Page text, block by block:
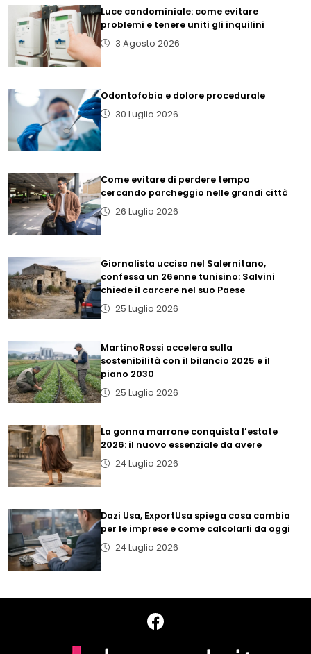
Luce condominiale: come evitare
problemi e tenere uniti gli inquilini
3 Agosto 2026
Odontofobia e dolore procedurale
30 Luglio 2026
Come evitare di perdere tempo
cercando parcheggio nelle grandi città
26 Luglio 2026
Giornalista ucciso nel Salernitano,
confessa un 26enne tunisino: Salvini
chiede il carcere nel suo Paese
25 Luglio 2026
MartinoRossi accelera sulla
sostenibilità con il bilancio 2025 e il
piano 2030
25 Luglio 2026
La gonna marrone conquista l’estate
2026: il nuovo essenziale da avere
24 Luglio 2026
Dazi Usa, ExportUsa spiega cosa cambia
per le imprese e come calcolarli da oggi
24 Luglio 2026